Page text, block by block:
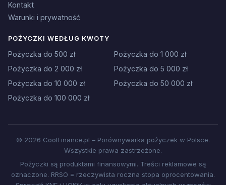
Kontakt
Warunki i prywatność
POŻYCZKI WEDŁUG KWOTY
Pożyczka do 500 zł
Pożyczka do 1 000 zł
Pożyczka do 2 000 zł
Pożyczka do 5 000 zł
Pożyczka do 10 000 zł
Pożyczka do 50 000 zł
Pożyczka do 100 000 zł
© 2026 CoolFinance.pl – Porównywarka pożyczek w Polsce.
Wszystkie prawa zastrzeżone.
Pożyczki są produktami finansowymi. Treści reklamowe są
oznaczone. RRSO = rzeczywista roczna stopa oprocentowania.